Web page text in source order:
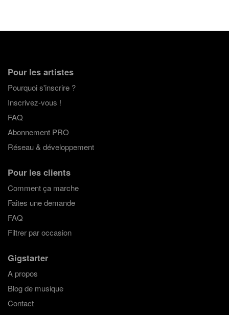
Pour les artistes
Pourquoi s'inscrire ?
Inscrivez-vous !
FAQ
Abonnement PRO
Réseau & développement
Pour les clients
Comment ça marche
Faites une demande
FAQ
Filtrer par occasion
Gigstarter
A propos
Blog de musique
Contact